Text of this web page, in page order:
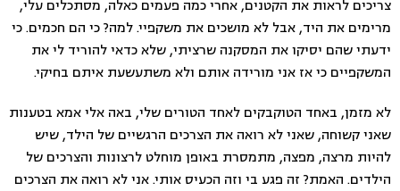
צריכים לראות את הקטנים, אחרי כמה פעמים כאלה, מסתכלים עלי,
מרימים את היד, אבל לא מושכים את משקפיי. למה? כי הם חכמים. כי
ידעתי שהם יסיקו את המסקנה שרציתי, שלא כדאי להוריד לי את
המשקפיים כי אז אני מורידה אותם ולא משתעשעת איתם בחיקי.
לא מזמן, באחד הטוקבקים לאחד הטורים שלי, באה אלי אמא בטענות
שאני קשוחה, שאני לא רואה את הצרכים הרגשיים של הילד, שיש
להיות מרצה, מפצה, מתמסרת באופן מוחלט לרצונות והצרכים של
הילדים. האמת? זה פגע בי וזה הכעיס אותי. אני לא רואה את הצרכים